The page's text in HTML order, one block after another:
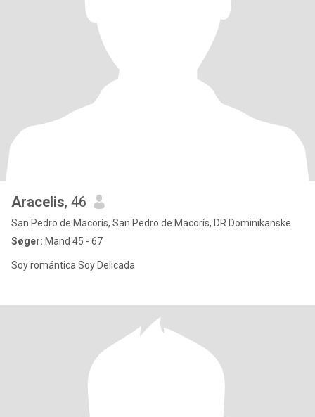
Aracelis, 46
San Pedro de Macorís, San Pedro de Macorís, DR Dominikanske
Søger: Mand 45 - 67
Soy romántica Soy Delicada